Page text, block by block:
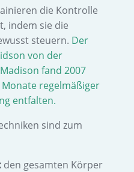
die Kontrolle
indem sie die
steuern. Der
von der
fand 2007
regelmäßiger
entfalten.
sind zum
den gesamten Körper